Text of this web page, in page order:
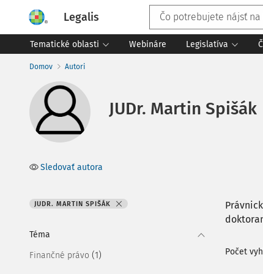
Legalis
Tematické oblasti Webináre Legislatíva
Domov Autori
JUDr. Martin Spišák
Sledovať autora
JUDR. MARTIN SPIŠÁK
Téma
Finančné právo (1) Počet